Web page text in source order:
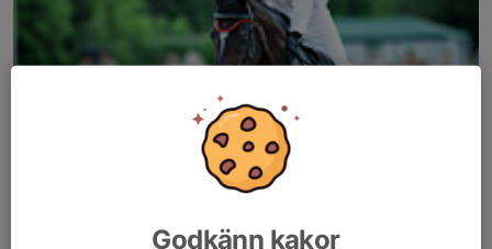
Godkänn kakor